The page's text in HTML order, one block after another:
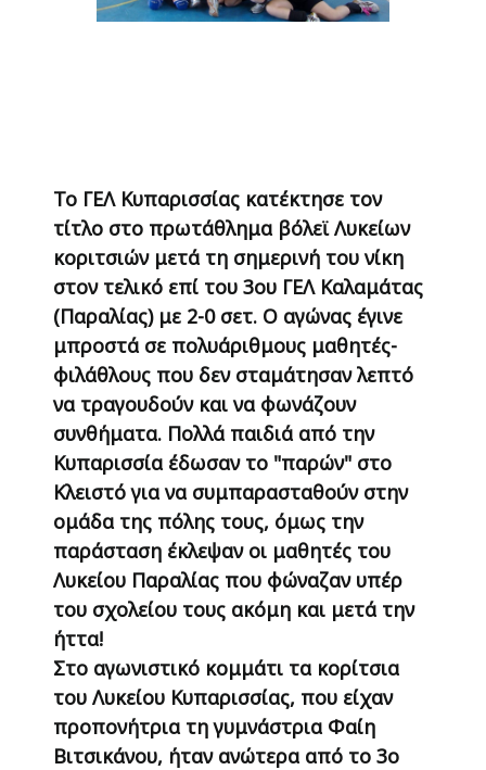
Το ΓΕΛ Κυπαρισσίας κατέκτησε τον
τίτλο στο πρωτάθλημα βόλεϊ Λυκείων
κοριτσιών μετά τη σημερινή του νίκη
στον τελικό επί του 3ου ΓΕΛ Καλαμάτας
(Παραλίας) με 2-0 σετ. Ο αγώνας έγινε
μπροστά σε πολυάριθμους μαθητές-
φιλάθλους που δεν σταμάτησαν λεπτό
να τραγουδούν και να φωνάζουν
συνθήματα. Πολλά παιδιά από την
Κυπαρισσία έδωσαν το "παρών" στο
Κλειστό για να συμπαρασταθούν στην
ομάδα της πόλης τους, όμως την
παράσταση έκλεψαν οι μαθητές του
Λυκείου Παραλίας που φώναζαν υπέρ
του σχολείου τους ακόμη και μετά την
ήττα!
Στο αγωνιστικό κομμάτι τα κορίτσια
του Λυκείου Κυπαρισσίας, που είχαν
προπονήτρια τη γυμνάστρια Φαίη
Βιτσικάνου, ήταν ανώτερα από το 3ο